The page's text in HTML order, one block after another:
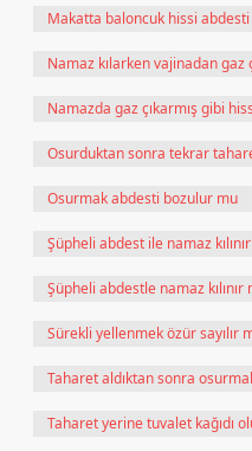
Makatta baloncuk hissi abdesti
Namaz kılarken vajinadan gaz
Namazda gaz çıkarmış gibi
Osurduktan sonra tekrar
Osurmak abdesti bozulur mu
Şüpheli abdest ile namaz kılınır
Şüpheli abdestle namaz kılınır
Sürekli yellenmek özür sayılır
Taharet aldıktan sonra
Taharet yerine tuvalet kağıdı